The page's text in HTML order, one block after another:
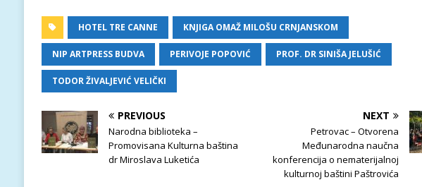
HOTEL TRE CANNE KNJIGA OMAŽ MILOŠU CRNJANSKOM
NIP ARTPRESS BUDVA PERIVOJE POPOVIĆ PROF. DR SINIŠA JELUŠIĆ
TODOR ŽIVALJEVIĆ VELIČKI
PREVIOUS
Narodna biblioteka –
Promovisana Kulturna baština
dr Miroslava Luketića
NEXT
Petrovac – Otvorena
Međunarodna naučna
konferencija o nematerijalnoj
kulturnoj baštini Paštrovića